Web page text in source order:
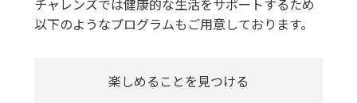
以下のようなプログラムもご用意しております。
楽しめることを見つける